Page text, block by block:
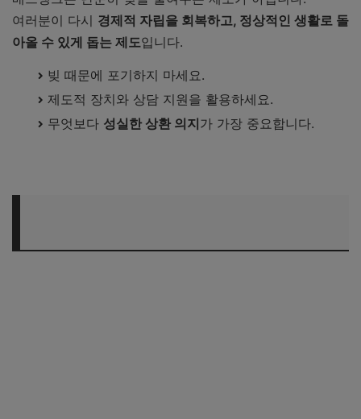
여러분이 다시 경제적 자립을 회복하고, 정상적인 생활로 돌
아올 수 있게 돕는 제도입니다.
빚 때문에 포기하지 마세요.
제도적 장치와 상담 지원을 활용하세요.
무엇보다 성실한 상환 의지가 가장 중요합니다.